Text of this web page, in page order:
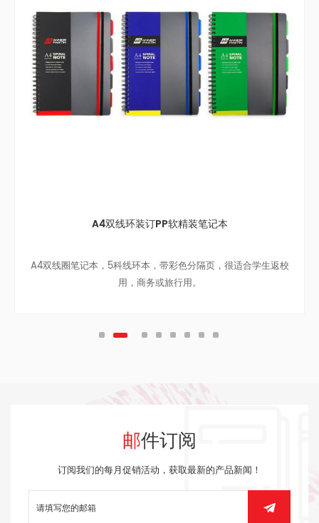
A5线环烫金笔记本
多彩A5单线环烫金笔记本，带橡皮筋
邮件订阅
订阅我们的每月促销活动，获取最新的产品新闻！